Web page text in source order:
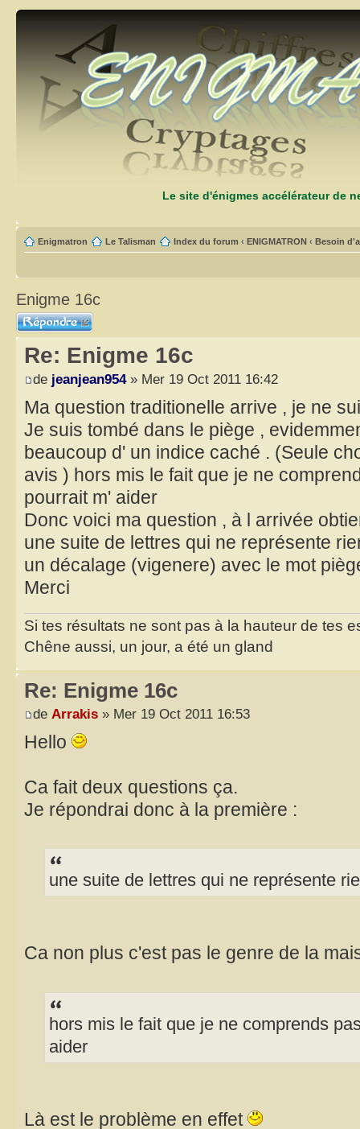
Le site d'énigmes accélérateur de
Enigmatron Le Talisman Index du forum ‹ ENIGMATRON ‹ Besoin
Enigme 16c
Répondre
Re: Enigme 16c
de jeanjean954» Mer 19 Oct 2011 16:42
Ma question traditionelle arrive , je ne
Je suis tombé dans le piège ,
beaucoup d' un indice caché . (Seule
avis ) hors mis le fait que je ne
pourrait m' aider
Donc voici ma question , à l arrivée
une suite de lettres qui ne représente
un décalage (vigenere) avec le mot
Merci
Si tes résultats ne sont pas à la hauteur de tes
Chêne aussi, un jour, a été un gland
Re: Enigme 16c
de Arrakis » Mer 19 Oct 2011 16:53
Hello
Ca fait deux questions ça.
Je répondrai donc à la première :
une suite de lettres qui ne représente
Ca non plus c'est pas le genre de la
hors mis le fait que je ne comprends
aider
Là est le problème en effet